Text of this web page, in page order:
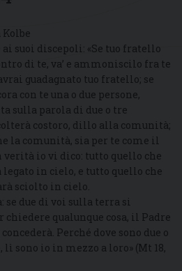
ai suoi discepoli: «Se tuo fratello
di te, va’ e ammoniscilo fra te
guadagnato tuo fratello; se
con te una o due persone,
sulla parola di due o tre
costoro, dillo alla comunità;
la comunità, sia per te come il
verità io vi dico: tutto quello che
in cielo, e tutto quello che
sciolto in cielo.
se due di voi sulla terra si
chiedere qualunque cosa, il Padre
Perché dove sono due o
sono io in mezzo a loro» (Mt 18,